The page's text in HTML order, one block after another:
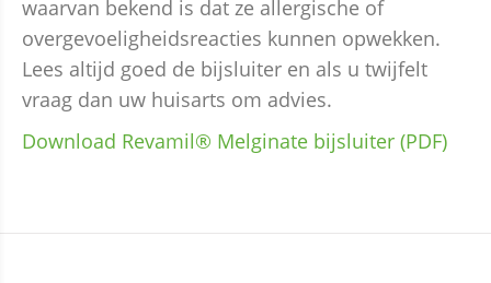
waarvan bekend is dat ze allergische of
overgevoeligheidsreacties kunnen opwekken.
Lees altijd goed de bijsluiter en als u twijfelt
vraag dan uw huisarts om advies.
Download Revamil® Melginate bijsluiter (PDF)